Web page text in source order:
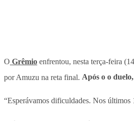
O Grêmio enfrentou, nesta terça-feira
por Amuzu na reta final. Após o o
“Esperávamos dificuldades. Nos últimos